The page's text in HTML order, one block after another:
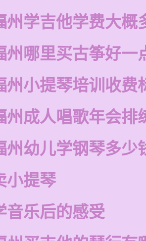
州学吉他学费大概
州哪里买古筝好一
州小提琴培训收费
州成人唱歌年会排
州幼儿学钢琴多少
小提琴
音乐后的感受